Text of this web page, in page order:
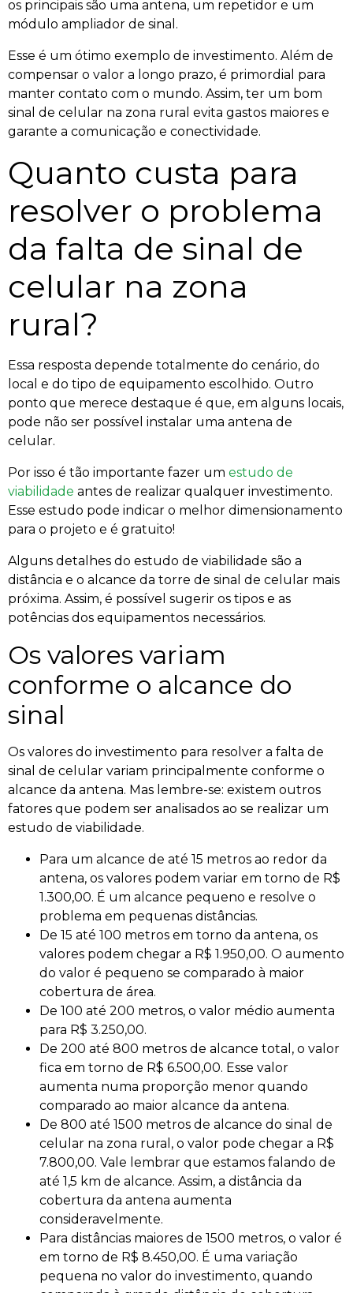
os principais são uma antena, um repetidor e um
módulo ampliador de sinal.
Esse é um ótimo exemplo de investimento. Além de
compensar o valor a longo prazo, é primordial para
manter contato com o mundo. Assim, ter um bom
sinal de celular na zona rural evita gastos maiores e
garante a comunicação e conectividade.
Quanto custa para
resolver o problema
da falta de sinal de
celular na zona
rural?
Essa resposta depende totalmente do cenário, do
local e do tipo de equipamento escolhido. Outro
ponto que merece destaque é que, em alguns locais,
pode não ser possível instalar uma antena de
celular.
Por isso é tão importante fazer um estudo de
viabilidade antes de realizar qualquer investimento.
Esse estudo pode indicar o melhor dimensionamento
para o projeto e é gratuito!
Alguns detalhes do estudo de viabilidade são a
distância e o alcance da torre de sinal de celular mais
próxima. Assim, é possível sugerir os tipos e as
potências dos equipamentos necessários.
Os valores variam
conforme o alcance do
sinal
Os valores do investimento para resolver a falta de
sinal de celular variam principalmente conforme o
alcance da antena. Mas lembre-se: existem outros
fatores que podem ser analisados ao se realizar um
estudo de viabilidade.
Para um alcance de até 15 metros ao redor da
antena, os valores podem variar em torno de R$
1.300,00. É um alcance pequeno e resolve o
problema em pequenas distâncias.
De 15 até 100 metros em torno da antena, os
valores podem chegar a R$ 1.950,00. O aumento
do valor é pequeno se comparado à maior
cobertura de área.
De 100 até 200 metros, o valor médio aumenta
para R$ 3.250,00.
De 200 até 800 metros de alcance total, o valor
fica em torno de R$ 6.500,00. Esse valor
aumenta numa proporção menor quando
comparado ao maior alcance da antena.
De 800 até 1500 metros de alcance do sinal de
celular na zona rural, o valor pode chegar a R$
7.800,00. Vale lembrar que estamos falando de
até 1,5 km de alcance. Assim, a distância da
cobertura da antena aumenta
consideravelmente.
Para distâncias maiores de 1500 metros, o valor é
em torno de R$ 8.450,00. É uma variação
pequena no valor do investimento, quando